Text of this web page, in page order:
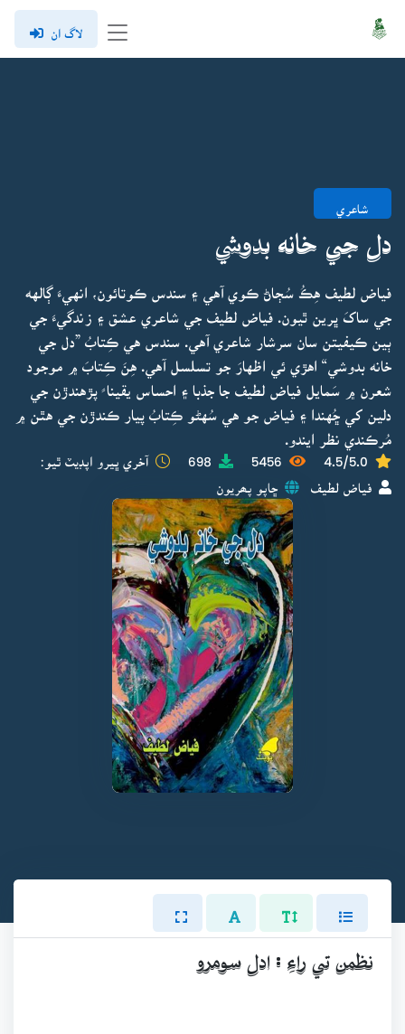
لاگ ان
شاعري
دل جي خانه بدوشي
فياض لطيف هِڪُ سُڄاڻ ڪوي آهي ۽ سندس ڪوتائون، انهيءَ ڳالهه
جي ساکَ ڀرين ٿيون. فياض لطيف جي شاعري عشق ۽ زندگيءَ جي
ٻين ڪيفيتن سان سرشار شاعري آهي. سندس هي ڪِتابُ ”دل جي
خانه بدوشي“ اهڙي ئي اظهارَ جو تسلسل آهي. هِنَ ڪِتابَ ۾ موجود
شعرن ۾ سَمايل فياض لطيف جا جذبا ۽ احساس يقينا ً پڙهندڙن جي
دلين کي ڇُهندا ۽ فياض جو هي سُهڻو ڪِتابُ پيار ڪندڙن جي هٿن ۾
مُرڪندي نظر ايندو.
4.5/5.0
5456
698 آخري ڀيرو اپڊيٽ ٿيو:
فياض لطيف ڇاپو پھريون
نظمن تي راءِ : ادل سومرو